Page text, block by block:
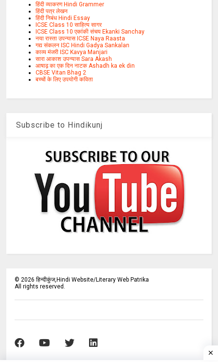
हिंदी व्याकरण Hindi Grammer
हिंदी पत्र लेखन
हिंदी निबंध Hindi Essay
ICSE Class 10 साहित्य सागर
ICSE Class 10 एकांकी संचय Ekanki Sanchay
नया रास्ता उपन्यास ICSE Naya Raasta
गद्य संकलन ISC Hindi Gadya Sankalan
काव्य मंजरी ISC Kavya Manjari
सारा आकाश उपन्यास Sara Akash
आषाढ़ का एक दिन नाटक Ashadh ka ek din
CBSE Vitan Bhag 2
बच्चों के लिए उपयोगी कविता
Subscribe to Hindikunj
©2026 हिन्दीकुंज,Hindi Website/Literary Web Patrika
All rights reserved.